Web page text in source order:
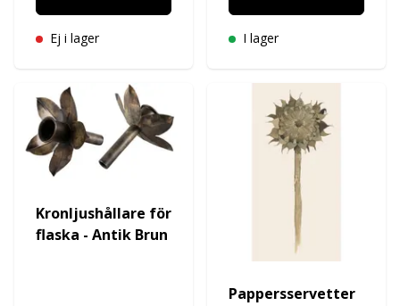
Ej i lager I lager
Kronljushållare för
flaska - Antik Brun
Pappersservetter